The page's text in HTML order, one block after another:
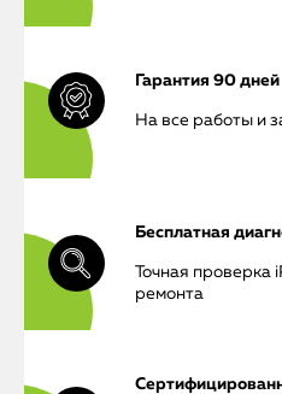
Гарантия 90 дней
На все работы и
Бесплатная
Точная проверка
ремонта